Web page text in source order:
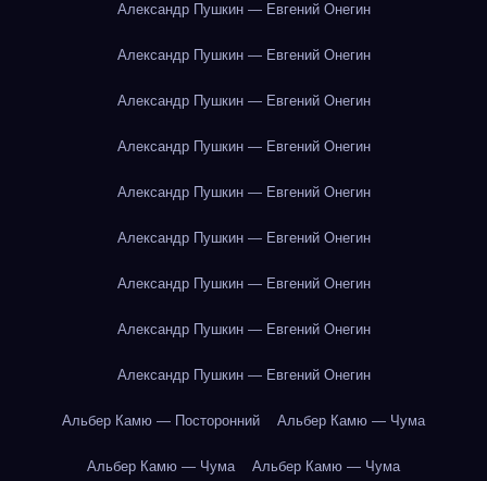
Александр Пушкин — Евгений Онегин
Александр Пушкин — Евгений Онегин
Александр Пушкин — Евгений Онегин
Александр Пушкин — Евгений Онегин
Александр Пушкин — Евгений Онегин
Александр Пушкин — Евгений Онегин
Александр Пушкин — Евгений Онегин
Александр Пушкин — Евгений Онегин
Александр Пушкин — Евгений Онегин
Альбер Камю — Посторонний Альбер Камю — Чума
Альбер Камю — Чума Альбер Камю — Чума